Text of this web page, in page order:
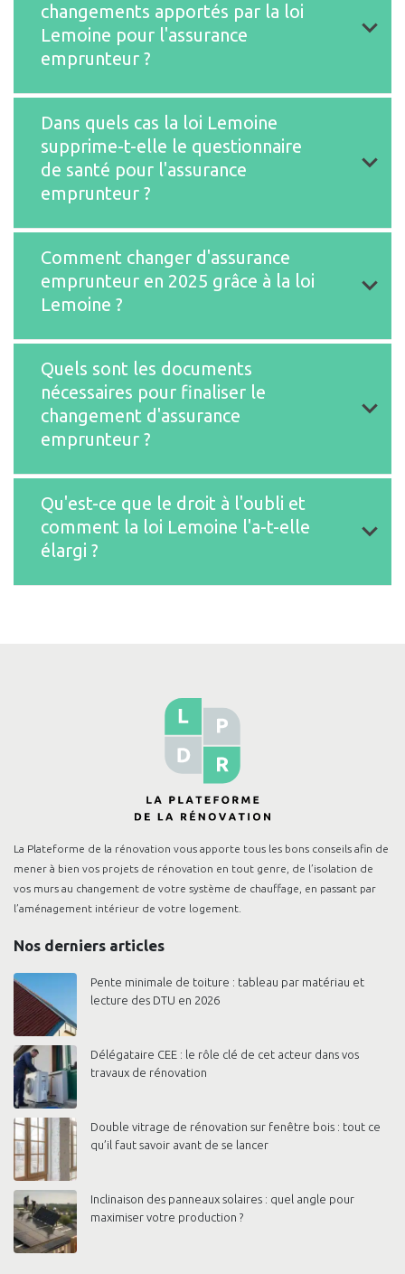
changements apportés par la loi
Lemoine pour l'assurance
emprunteur ?
tout moment de l'assurance emprunteur
renforcer la concurrence
optimiser le coût
Dans quels cas la loi Lemoine
supprime-t-elle le questionnaire
de santé pour l'assurance
emprunteur ?
dispense de questionnaire médical
Comment changer d'assurance
emprunteur en 2025 grâce à la loi
Lemoine ?
recommandée
comparaison minutieuse des garanties
correspond à votre profil
Quels sont les documents
nécessaires pour finaliser le
changement d'assurance
emprunteur ?
nouvelle offre détaillée
Qu'est-ce que le droit à l'oubli et
comment la loi Lemoine l'a-t-elle
élargi ?
accéder plus facilement au crédit
La Plateforme de la rénovation vous apporte tous les bons conseils afin de
mener à bien vos projets de rénovation en tout genre, de l’isolation de
vos murs au changement de votre système de chauffage, en passant par
l’aménagement intérieur de votre logement.
Nos derniers articles
Pente minimale de toiture : tableau par matériau et
lecture des DTU en 2026
Délégataire CEE : le rôle clé de cet acteur dans vos
travaux de rénovation
Double vitrage de rénovation sur fenêtre bois : tout ce
qu’il faut savoir avant de se lancer
Inclinaison des panneaux solaires : quel angle pour
maximiser votre production ?